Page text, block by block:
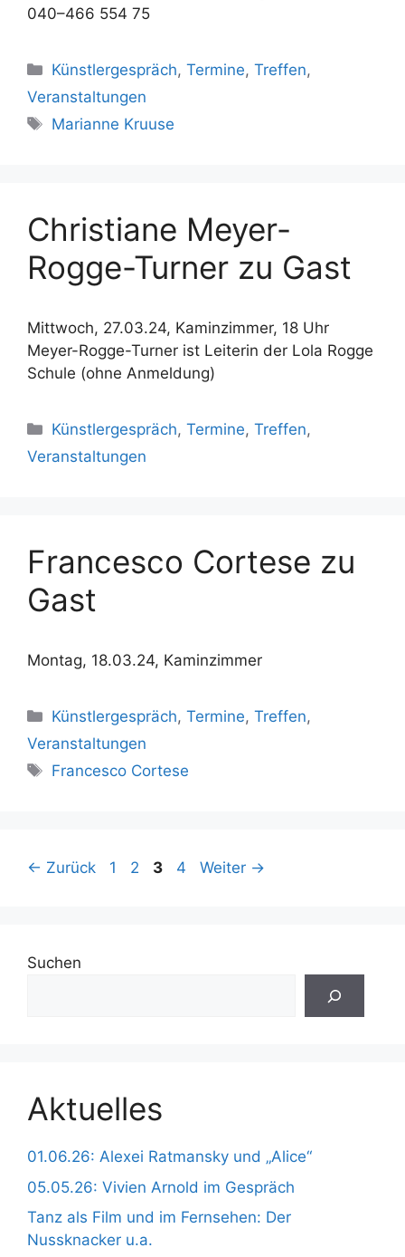
040–466 554 75
Kategorien
Künstlergespräch,Termine,Treffen,
Veranstaltungen
Schlagwörter
Marianne Kruuse
Christiane Meyer-
Rogge-Turner zu Gast
Mittwoch, 27.03.24, Kaminzimmer, 18 Uhr
Meyer-Rogge-Turner ist Leiterin der Lola Rogge
Schule (ohne Anmeldung)
Kategorien
Künstlergespräch,Termine,Treffen,
Veranstaltungen
Francesco Cortese zu
Gast
Montag, 18.03.24, Kaminzimmer
Kategorien
Künstlergespräch,Termine,Treffen,
Veranstaltungen
Schlagwörter
Francesco Cortese
← Zurück Seite
1 Seite
2 Seite
3 Seite
4 Weiter →
Suchen
Aktuelles
01.06.26: Alexei Ratmansky und „Alice“
05.05.26: Vivien Arnold im Gespräch
Tanz als Film und im Fernsehen: Der
Nussknacker u.a.